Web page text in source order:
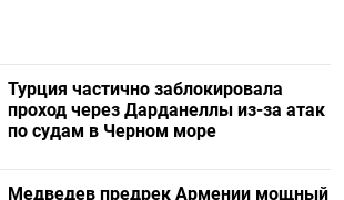
Турция частично заблокировала
проход через Дарданеллы из-за атак
по судам в Черном море
Медведев предрек Армении мощный